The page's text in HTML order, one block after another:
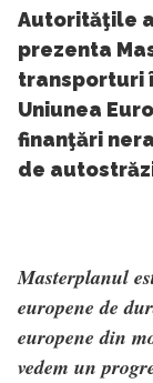
Autorităţile
prezenta
transporturi
Uniunea
finanţări
de
Masterplanul
europene de
europene din
vedem un